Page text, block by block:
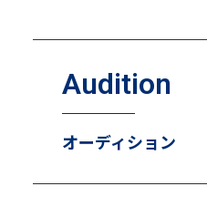
2026年1月4日
カンテレ「僕達はまだそ
Audition
オーディション